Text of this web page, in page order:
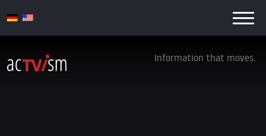
Information that moves.